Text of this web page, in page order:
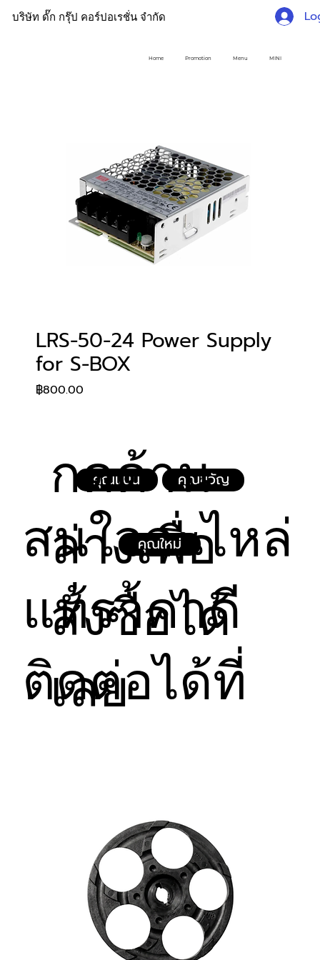
บริษัท ดั๊ก กรุ๊ป คอร์ปอเรชั่น จำกัด
Home Promotion Menu MINI
คุณขวัญ
คุณแนน
กดด้าน
ล่างเพื่อ
สั่งซื้อได้
เลย
สนใจอะไหล่
แท้ราคาดี
ติดต่อได้ที่
คุณใหม่
LRS-50-24 Power Supply
for S-BOX
฿800.00